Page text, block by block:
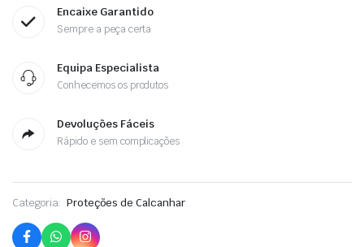
Encaixe Garantido
Sempre a peça certa
Equipa Especialista
Conhecemos os produtos
Devoluções Fáceis
Rápido e sem complicações
Categoria: Proteções de Calcanhar